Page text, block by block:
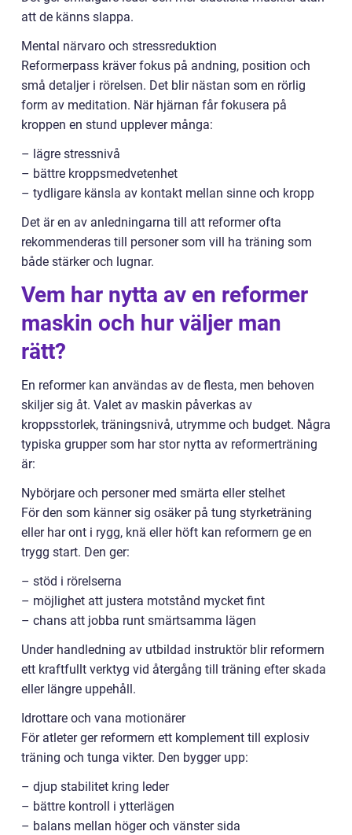
att de känns slappa.
Mental närvaro och stressreduktion
Reformerpass kräver fokus på andning, position och
små detaljer i rörelsen. Det blir nästan som en rörlig
form av meditation. När hjärnan får fokusera på
kroppen en stund upplever många:
– lägre stressnivå
– bättre kroppsmedvetenhet
– tydligare känsla av kontakt mellan sinne och kropp
Det är en av anledningarna till att reformer ofta
rekommenderas till personer som vill ha träning som
både stärker och lugnar.
Vem har nytta av en reformer
maskin och hur väljer man
rätt?
En reformer kan användas av de flesta, men behoven
skiljer sig åt. Valet av maskin påverkas av
kroppsstorlek, träningsnivå, utrymme och budget. Några
typiska grupper som har stor nytta av reformerträning
är:
Nybörjare och personer med smärta eller stelhet
För den som känner sig osäker på tung styrketräning
eller har ont i rygg, knä eller höft kan reformern ge en
trygg start. Den ger:
– stöd i rörelserna
– möjlighet att justera motstånd mycket fint
– chans att jobba runt smärtsamma lägen
Under handledning av utbildad instruktör blir reformern
ett kraftfullt verktyg vid återgång till träning efter skada
eller längre uppehåll.
Idrottare och vana motionärer
För atleter ger reformern ett komplement till explosiv
träning och tunga vikter. Den bygger upp:
– djup stabilitet kring leder
– bättre kontroll i ytterlägen
– balans mellan höger och vänster sida